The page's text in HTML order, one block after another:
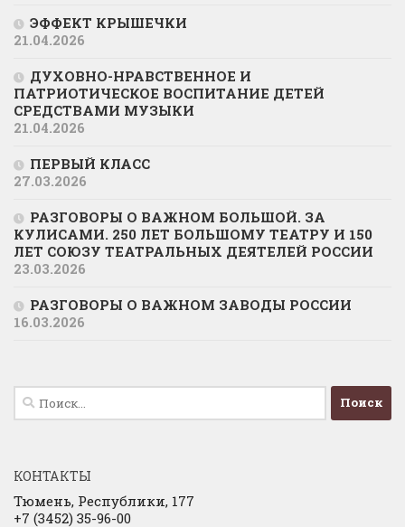
ЭФФЕКТ КРЫШЕЧКИ
21.04.2026
ДУХОВНО-НРАВСТВЕННОЕ И
ПАТРИОТИЧЕСКОЕ ВОСПИТАНИЕ ДЕТЕЙ
СРЕДСТВАМИ МУЗЫКИ
21.04.2026
ПЕРВЫЙ КЛАСС
27.03.2026
РАЗГОВОРЫ О ВАЖНОМ БОЛЬШОЙ. ЗА
КУЛИСАМИ. 250 ЛЕТ БОЛЬШОМУ ТЕАТРУ И 150
ЛЕТ СОЮЗУ ТЕАТРАЛЬНЫХ ДЕЯТЕЛЕЙ РОССИИ
23.03.2026
РАЗГОВОРЫ О ВАЖНОМ ЗАВОДЫ РОССИИ
16.03.2026
Найти:
КОНТАКТЫ
Тюмень, Республики, 177
+7 (3452) 35-96-00